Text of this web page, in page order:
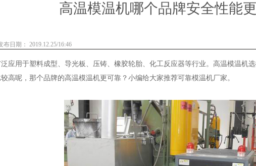
高温模温机哪个品牌安全性能
布日期： 2019.12.25/16:46
应用于塑料成型、导光板、压铸、橡胶轮胎、化工反应器等行业。高温模温机
高呢，那个品牌的高温模温机更可靠？小编给大家推荐可靠模温机厂家。